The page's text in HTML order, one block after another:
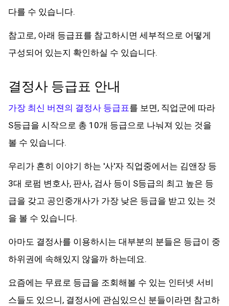
다를 수 있습니다.
참고로, 아래 등급표를 참고하시면 세부적으로 어떻게
구성되어 있는지 확인하실 수 있습니다.
결정사 등급표 안내
가장 최신 버젼의 결정사 등급표를 보면, 직업군에 따라
S등급을 시작으로 총 10개 등급으로 나눠져 있는 것을
볼 수 있습니다.
우리가 흔히 이야기 하는 '사'자 직업중에서는 김앤장 등
3대 로펌 변호사, 판사, 검사 등이 S등급의 최고 높은 등
급을 갖고 공인중개사가 가장 낮은 등급을 받고 있는 것
을 볼 수 있습니다.
아마도 결정사를 이용하시는 대부분의 분들은 등급이 중
하위권에 속해있지 않을까 하는데요.
요즘에는 무료로 등급을 조회해볼 수 있는 인터넷 서비
스들도 있으니, 결정사에 관심있으신 분들이라면 참고하